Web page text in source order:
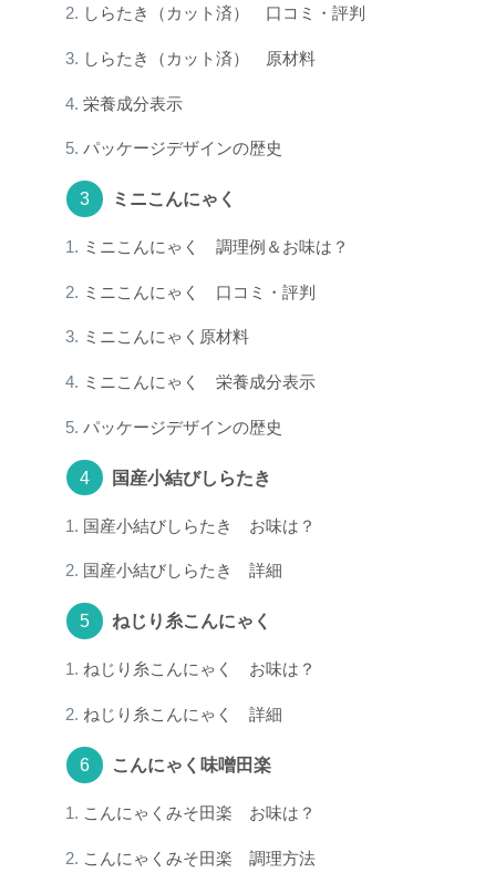
しらたき（カット済） 口コミ・評判
しらたき（カット済） 原材料
栄養成分表示
パッケージデザインの歴史
ミニこんにゃく
ミニこんにゃく 調理例＆お味は？
ミニこんにゃく 口コミ・評判
ミニこんにゃく原材料
ミニこんにゃく 栄養成分表示
パッケージデザインの歴史
国産小結びしらたき
国産小結びしらたき お味は？
国産小結びしらたき 詳細
ねじり糸こんにゃく
ねじり糸こんにゃく お味は？
ねじり糸こんにゃく 詳細
こんにゃく味噌田楽
こんにゃくみそ田楽 お味は？
こんにゃくみそ田楽 調理方法